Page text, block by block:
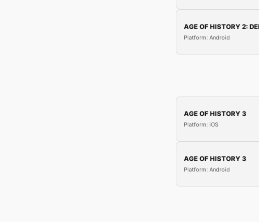
AGE OF HISTORY 2:
Platform: Android
AGE OF HISTORY 3
Platform: iOS
AGE OF HISTORY 3
Platform: Android